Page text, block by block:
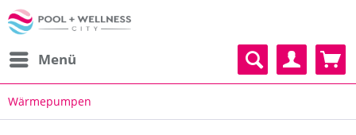
Menü
Wärmepumpen